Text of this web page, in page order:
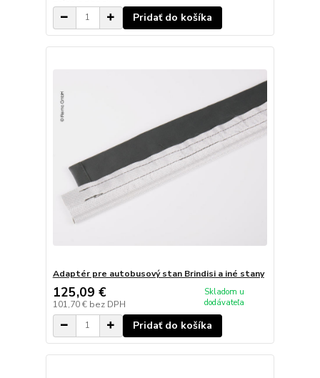
Pridať do košíka
Adaptér pre autobusový stan Brindisi a iné stany
125,09 €
101,70 € bez DPH
Skladom u
dodávateľa
Pridať do košíka